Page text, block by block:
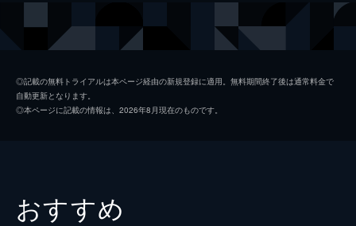
山本モジミ 北川景子
◎記載の無料トライアルは本ページ経由の新規登録に適用。無料期間終了後は通常料金で
自動更新となります。
◎本ページに記載の情報は、2026年8月現在のものです。
おすすめ